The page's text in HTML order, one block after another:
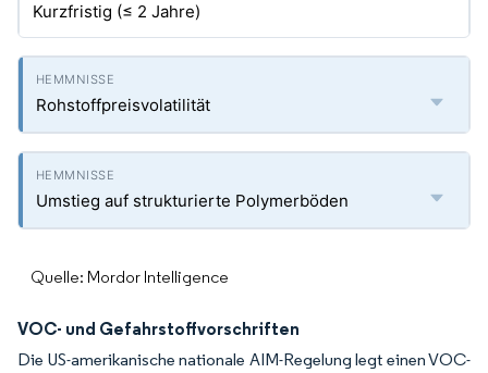
Kurzfristig (≤ 2 Jahre)
Rohstoffpreisvolatilität
Umstieg auf strukturierte Polymerböden
Quelle: Mordor Intelligence
VOC- und Gefahrstoffvorschriften
Die US-amerikanische nationale AIM-Regelung legt einen VOC-